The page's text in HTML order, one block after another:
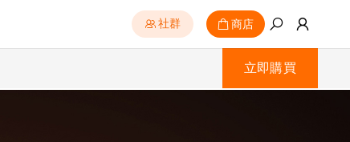
社群 商店
立即購買